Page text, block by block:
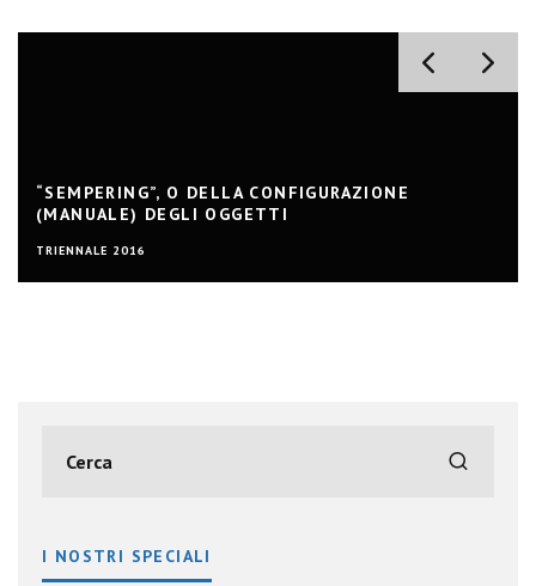
“SEMPERING”, O DELLA CONFIGURAZIONE
(MANUALE) DEGLI OGGETTI
TRIENNALE 2016
I NOSTRI SPECIALI